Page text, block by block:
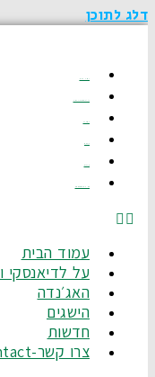
דלג לתוכן
עמוד הבית
על לדיאנסקי
האג׳נדה
הישגים
חדשות
צרו קשר-contact